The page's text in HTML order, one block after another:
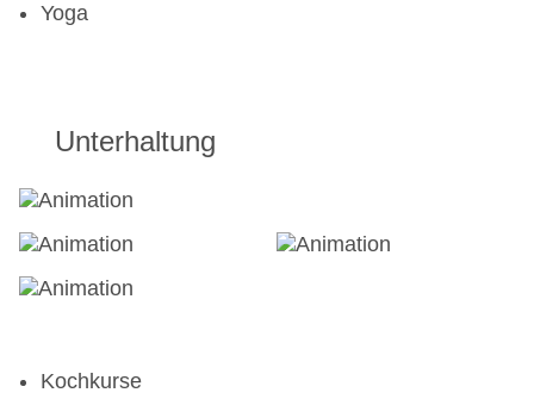
Yoga
Unterhaltung
Kochkurse